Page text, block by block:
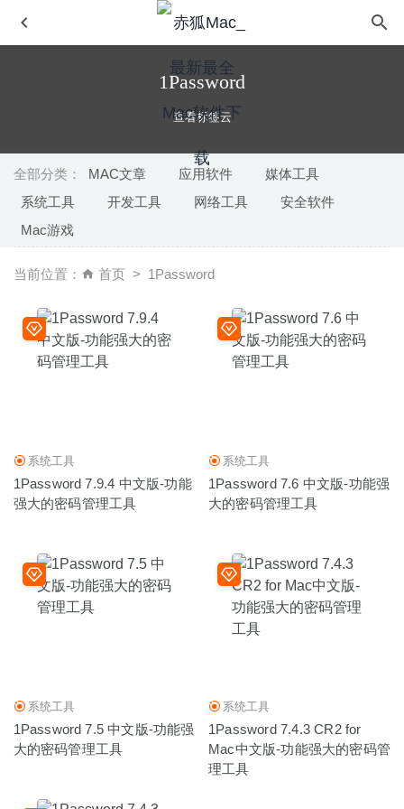
1Password
查看标签云
全部分类： MAC文章 应用软件
媒体工具
系统工具
开发工具 网络工具
安全软件
Mac游戏
当前位置： 首页 1Password
系统工具
1Password 7.9.4 中文版-功能
强大的密码管理工具
系统工具
1Password 7.6 中文版-功能强
大的密码管理工具
系统工具
1Password 7.5 中文版-功能强
大的密码管理工具
系统工具
1Password 7.4.3 CR2 for
Mac中文版-功能强大的密码管
理工具
2022-08-25
Filmage Converter 1.2.2 中文版 – 强大的音频视频格式转
Lock-It 1.3.0-简便易用的应用程序加密工具 2024-04-23
Smultron 12.1.1 中文版-简单好用的文本代码编辑器 2020-
07-30